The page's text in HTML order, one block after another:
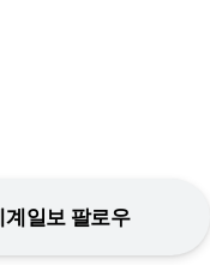
계일보 팔로우